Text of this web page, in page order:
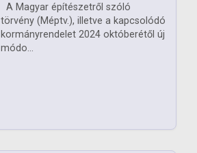
A Magyar építészetről szóló
törvény (Méptv.), illetve a kapcsolódó
kormányrendelet 2024 októberétől új
módo...